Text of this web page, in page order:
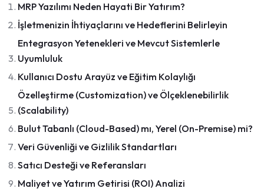
MRP Yazılımı Neden Hayati Bir Yatırım?
İşletmenizin İhtiyaçlarını ve Hedeflerini Belirleyin
Entegrasyon Yetenekleri ve Mevcut Sistemlerle
Uyumluluk
Kullanıcı Dostu Arayüz ve Eğitim Kolaylığı
Özelleştirme (Customization) ve Ölçeklenebilirlik
(Scalability)
Bulut Tabanlı (Cloud-Based) mı, Yerel (On-Premise) mi?
Veri Güvenliği ve Gizlilik Standartları
Satıcı Desteği ve Referansları
Maliyet ve Yatırım Getirisi (ROI) Analizi